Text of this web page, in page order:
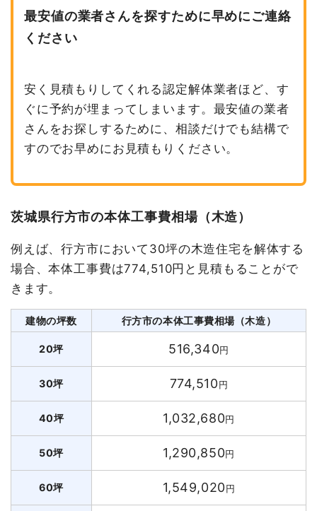
最安値の業者さんを探すために早めにご連絡
ください
安く見積もりしてくれる認定解体業者ほど、す
ぐに予約が埋まってしまいます。最安値の業者
さんをお探しするために、相談だけでも結構で
すのでお早めにお見積もりください。
茨城県行方市の本体工事費相場（木造）
例えば、行方市において30坪の木造住宅を解体する
場合、本体工事費は774,510円と見積もることがで
きます。
建物の坪数 行方市の本体工事費相場（木造）
20坪 516,340円
30坪 774,510円
40坪 1,032,680円
50坪 1,290,850円
60坪 1,549,020円